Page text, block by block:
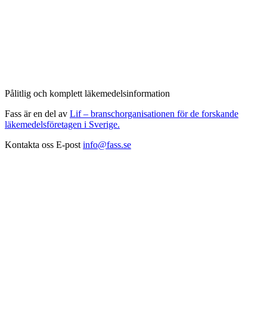
Pålitlig och komplett läkemedelsinformation
Fass är en del av Lif – branschorganisationen för de forskande
läkemedelsföretagen i Sverige.
Kontakta oss E-post info@fass.se